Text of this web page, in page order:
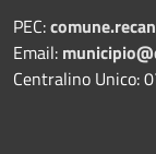
PEC:
Email:
Centralino Unico: